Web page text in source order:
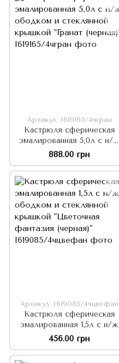
Артикул: I619165/4чгран
Кастрюля сферическая
эмалированная 5,0л с н/ж
ободком и стеклянной
крышкой "Гранат (черная)"
888.00 грн
Артикул: I619085/4чцвефан
Кастрюля сферическая
эмалированная 1,5л с н/ж
ободком и стеклянной
крышкой "Цветочная
фантазия (черная)"
456.00 грн